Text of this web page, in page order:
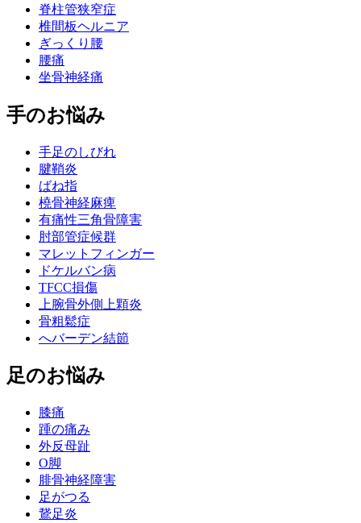
脊柱管狭窄症
椎間板ヘルニア
ぎっくり腰
腰痛
坐骨神経痛
手のお悩み
手足のしびれ
腱鞘炎
ばね指
橈骨神経麻痺
有痛性三角骨障害
肘部管症候群
マレットフィンガー
ドケルバン病
TFCC損傷
上腕骨外側上顆炎
骨粗鬆症
へバーデン結節
足のお悩み
膝痛
踵の痛み
外反母趾
О脚
腓骨神経障害
足がつる
鵞足炎